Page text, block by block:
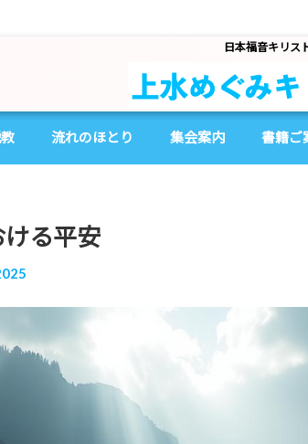
日本福音キリス
流れのほとり 集会案内 書籍ご
る平安